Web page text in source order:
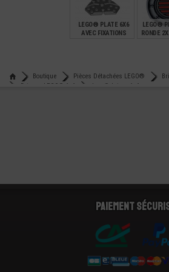
LEGO® PLATE 6X6
AVEC FIXATIONS
LEGO®
RONDE
Boutique
Pièces Détachées LEGO®
Briques LEGO® 1x6
Lego® brique 1x6
Paiement